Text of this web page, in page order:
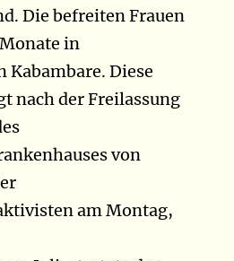
Die befreiten Frauen
in
Kabambare. Diese
nach der Freilassung
von
am Montag,